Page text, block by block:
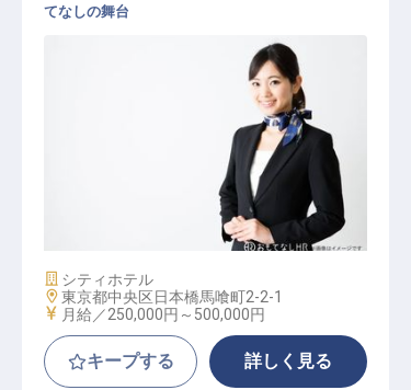
ホテル・予約手配・コンシェルジュ
てなしの舞台
施設業態
シティホテル
勤務地
東京都中央区日本橋馬喰町2-2-1
給与
月給／250,000円～ 500,000円
キープする 詳しく見る